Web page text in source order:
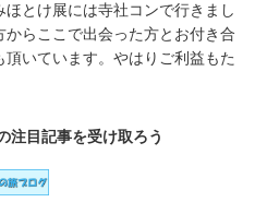
とけ展には寺社コンで行きまし
らここで出会った方とお付き合
いています。やはりご利益もた
注目記事を受け取ろう